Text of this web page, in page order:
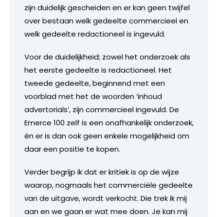
zijn duidelijk gescheiden en er kan geen twijfel
over bestaan welk gedeelte commercieel en
welk gedeelte redactioneel is ingevuld.
Voor de duidelijkheid; zowel het onderzoek als
het eerste gedeelte is redactioneel. Het
tweede gedeelte, beginnend met een
voorblad met het de woorden ‘inhoud
advertorials’, zijn commercieel ingevuld. De
Emerce 100 zelf is een onafhankelijk onderzoek,
én er is dan ook geen enkele mogelijkheid om
daar een positie te kopen.
Verder begrijp ik dat er kritiek is op de wijze
waarop, nogmaals het commerciële gedeelte
van de uitgave, wordt verkocht. Die trek ik mij
aan en we gaan er wat mee doen. Je kan mij